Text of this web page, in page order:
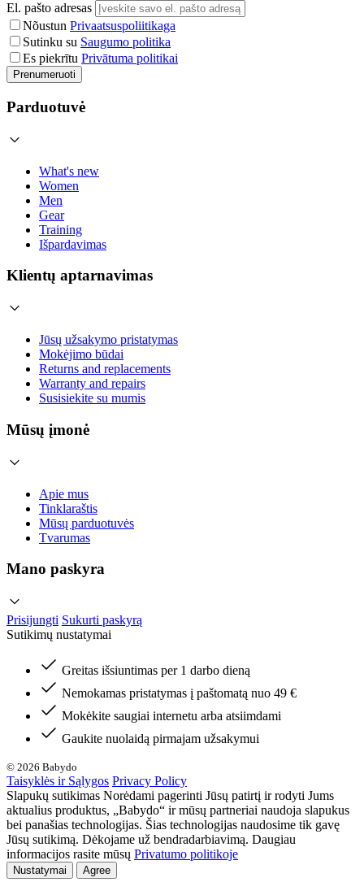
El. pašto adresas
Nõustun Privaatsuspoliitikaga
Sutinku su Saugumo politika
Es piekrītu Privātuma politikai
Prenumeruoti
Parduotuvė
What's new
Women
Men
Gear
Training
Išpardavimas
Klientų aptarnavimas
Jūsų užsakymo pristatymas
Mokėjimo būdai
Returns and replacements
Warranty and repairs
Susisiekite su mumis
Mūsų įmonė
Apie mus
Tinklaraštis
Mūsų parduotuvės
Tvarumas
Mano paskyra
Prisijungti Sukurti paskyrą
Sutikimų nustatymai
Greitas išsiuntimas per 1 darbo dieną
Nemokamas pristatymas į paštomatą nuo 49 €
Mokėkite saugiai internetu arba atsiimdami
Gaukite nuolaidą pirmajam užsakymui
© 2026 Babydo
Taisyklės ir Sąlygos Privacy Policy
Slapukų sutikimas Norėdami pagerinti Jūsų patirtį ir rodyti Jums
aktualius produktus, „Babydo“ ir mūsų partneriai naudoja slapukus
bei panašias technologijas. Šias technologijas naudosime tik gavę
Jūsų sutikimą. Dėkojame už bendradarbiavimą. Daugiau
informacijos rasite mūsų Privatumo politikoje
Nustatymai Agree